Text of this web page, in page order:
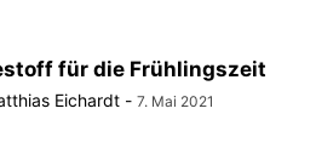
für die Frühlingszeit
Eichardt - 7. Mai 2021